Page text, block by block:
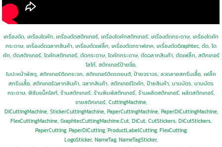
เครื่องตัด, เครื่องไดคัท, เครื่องตัดสติกเกอร์, เครื่องไดคัทสติกเกอร์, เครื่องตัดกระดาษ, เครื่องไดคัท
กระดาษ, เครื่องตัดฉลากสินค้า, เครื่องตัดเฟล็ก, เครื่องตัดกราฟเทค, เครื่องตัดGraphtec, ตัด, ได
คัท, ตัดสติกเกอร์, ไดคัทสติกเกอร์, ตัดกระดาษ, ไดคัทกระดาษ, ตัดฉลากสินค้า, ตัดเฟล็ก, สติกเกอร์
โลโก้, สติกเกอร์ป้ายชื่อ,
ใบปะหน้าพัสดุ, สติกเกอร์ติดกระจก, สติกเกอร์ติดรถยนต์, ป้ายจราจร, ลวดลายสกรีนเสื้อ, เฟล็ก
สกรีนเสื้อ, สติกเกอร์ฉลากสินค้า, ฉลากสินค้า, สติกเกอร์ไดคัท, ป้ายสินค้า, นามบัตร, นามบัตร
กระดาษ, ฟิล์มแบ็คไลท์, ร้านสติกเกอร์, ร้านพิมพ์สติกเกอร์, ร้านผลิตสติกเกอร์, ผลิตสติกเกอร์,
ขายสติกเกอร์, CuttingMachine,
DiCuttingMachine, StickerCuttingMachine, PaperCuttingMachine, PaperDiCuttingMachine,
FlexCuttingMachine, GraphtecCuttingMachine,Cut, DiCut, CutStickers, DiCutStickers,
PaperCutting, PaperDiCutting, ProductLabelCutting, FlexCutting,
LogoSticker, NameTag, NameTagSticker,